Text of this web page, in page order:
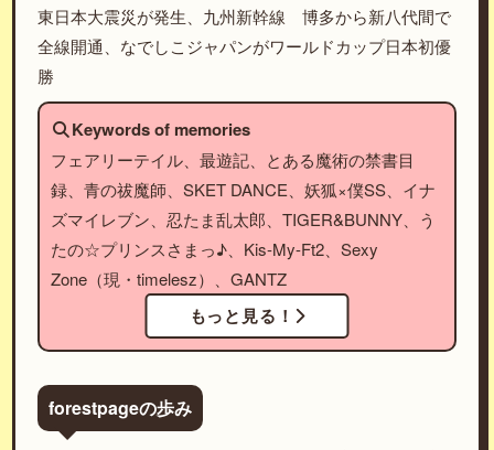
東日本大震災が発生、九州新幹線 博多から新八代間で
全線開通、なでしこジャパンがワールドカップ日本初優
勝
Keywords of memories
フェアリーテイル、最遊記、とある魔術の禁書目
録、青の祓魔師、SKET DANCE、妖狐×僕SS、イナ
ズマイレブン、忍たま乱太郎、TIGER&BUNNY、う
たの☆プリンスさまっ♪、Kis-My-Ft2、Sexy
Zone（現・timelesz）、GANTZ
もっと見る！
forestpageの歩み